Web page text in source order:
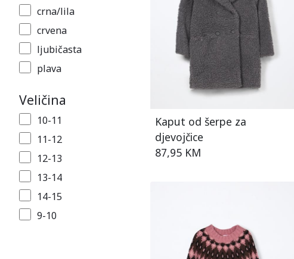
crna/lila
crvena
ljubičasta
plava
roza/bijela
siva
smeđa
šarena
zelena
Veličina
10-11
11-12
12-13
13-14
14-15
9-10
Kaput od šerpe za
djevojčice
87,95 KM